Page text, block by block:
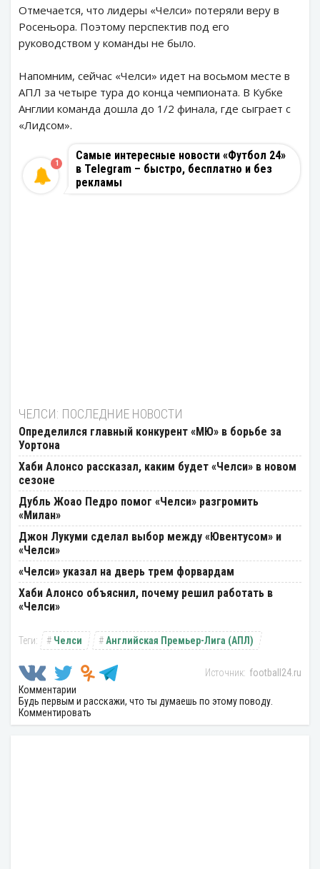
Отмечается, что лидеры «Челси» потеряли веру в
Росеньора. Поэтому перспектив под его
руководством у команды не было.
Напомним, сейчас «Челси» идет на восьмом месте в
АПЛ за четыре тура до конца чемпионата. В Кубке
Англии команда дошла до 1/2 финала, где сыграет с
«Лидсом».
Самые интересные новости «Футбол 24»
в Telegram – быстро, бесплатно и без
рекламы
1
ЧЕЛСИ: ПОСЛЕДНИЕ НОВОСТИ
Определился главный конкурент «МЮ» в борьбе за
Уортона
Хаби Алонсо рассказал, каким будет «Челси» в новом
сезоне
Дубль Жоао Педро помог «Челси» разгромить
«Милан»
Джон Лукуми сделал выбор между «Ювентусом» и
«Челси»
«Челси» указал на дверь трем форвардам
Хаби Алонсо объяснил, почему решил работать в
«Челси»
Челси Английская Премьер-Лига (АПЛ)
football24.ru
Комментарии
Будь первым и расскажи, что ты думаешь по этому поводу.
Комментировать